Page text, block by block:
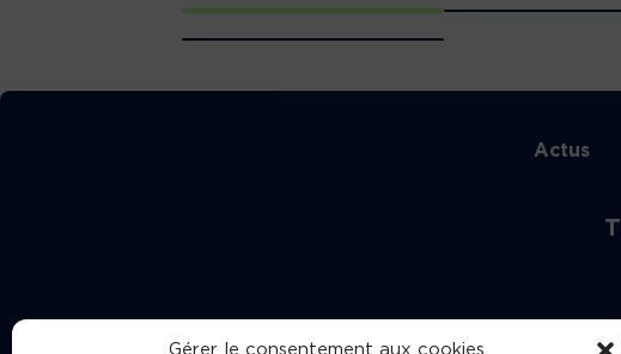
Gérer le consentement aux cookies
Actus